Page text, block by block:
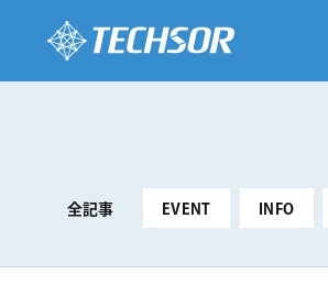
全記事 EVENT INFO